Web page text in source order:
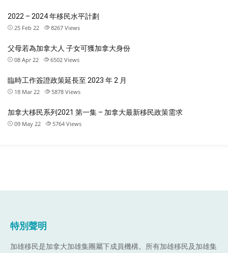
2022 – 2024 年移民水平計劃
25 Feb 22 8267 Views
父母若為加拿大人 子女可獲加拿大身份
08 Apr 22 6502 Views
臨時工作簽證政策延長至 2023 年 2 月
18 Mar 22 5878 Views
加拿大移民系列2021 第一集 – 加拿大最新移民政策需求
09 May 22 5764 Views
特別聲明
加雄移民是加拿大加雄集團屬下成員機構。 所有加雄移民及加雄集